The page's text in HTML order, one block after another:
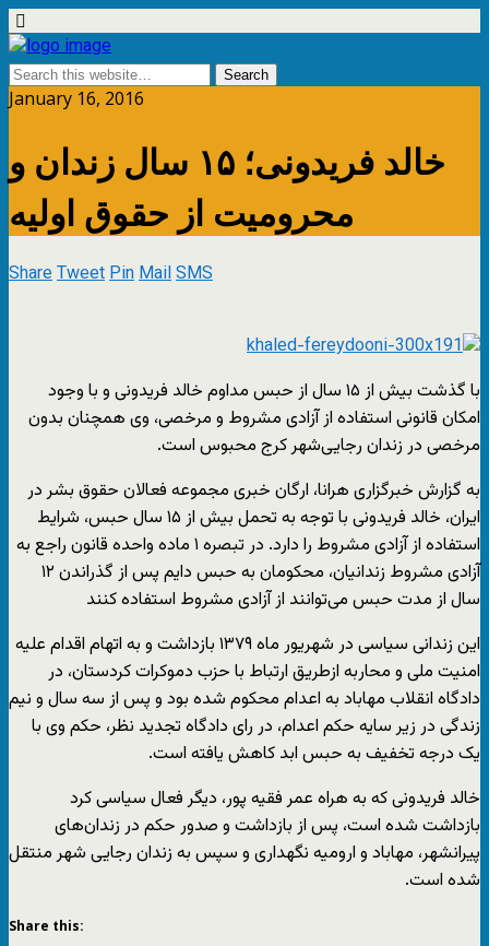
January 16, 2016
خالد فریدونی؛ ۱۵ سال زندان و
محرومیت از حقوق اولیه
ShareTweetPinMailSMS
با گذشت بیش از ۱۵ سال از حبس مداوم خالد فریدونی و با وجود
امکان قانونی استفاده از آزادی مشروط و مرخصی، وی همچنان بدون
مرخصی در زندان رجایی‌شهر کرج محبوس است.
به گزارش خبرگزاری هرانا، ارگان خبری مجموعه فعالان حقوق بشر در
ایران، خالد فریدونی با توجه به تحمل بیش از ۱۵ سال حبس، شرایط
استفاده از آزادی مشروط را دارد. در تبصره ۱ ماده واحده قانون راجع به
آزادی مشروط زندانیان، محکومان به حبس دایم پس از گذراندن ۱۲
سال از مدت حبس می‌توانند از آزادی مشروط استفاده کنند
این زندانی سیاسی در شهریور ماه ۱۳۷۹ بازداشت و به اتهام اقدام علیه
امنیت ملی و محاربه ازطریق ارتباط با حزب دموکرات کردستان، در
دادگاه انقلاب مهاباد به اعدام محکوم شده بود و پس از سه سال و نیم
زندگی در زیر سایه حکم اعدام، در رای دادگاه تجدید نظر، حکم وی با
یک درجه تخفیف به حبس ابد کاهش یافته است.
خالد فریدونی که به هراه عمر فقیه پور، دیگر فعال سیاسی کرد
بازداشت شده است، پس از بازداشت و صدور حکم در زندان‌های
پیرانشهر، مهاباد و ارومیه نگهداری و سپس به زندان رجایی شهر منتقل
شده است.
Share this: